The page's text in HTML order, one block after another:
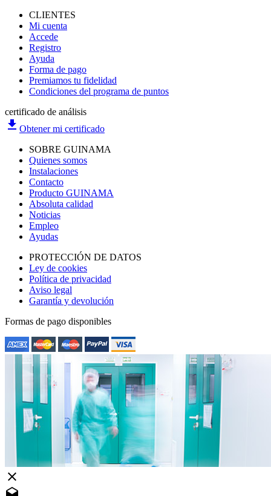
CLIENTES
Mi cuenta
Accede
Registro
Ayuda
Forma de pago
Premiamos tu fidelidad
Condiciones del programa de puntos
certificado de análisis
file_download Obtener mi certificado
SOBRE GUINAMA
Quienes somos
Instalaciones
Contacto
Producto GUINAMA
Absoluta calidad
Noticias
Empleo
Ayudas
PROTECCIÓN DE DATOS
Ley de cookies
Política de privacidad
Aviso legal
Garantía y devolución
Formas de pago disponibles
close